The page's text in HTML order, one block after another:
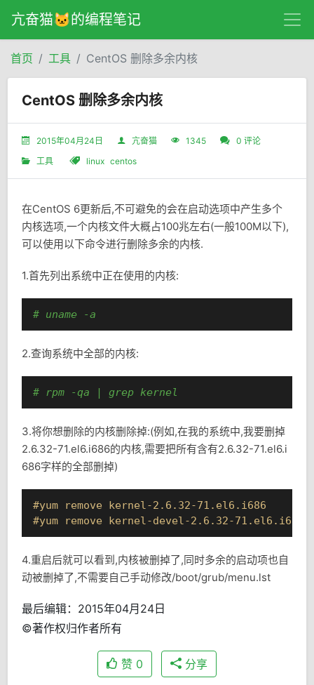
亢奋猫🐱的编程笔记
首页 工具 CentOS 删除多余内核
CentOS 删除多余内核
2015年04月24日 亢奋猫 1345
0 评论
工具
linux centos
在CentOS 6更新后,不可避免的会在启动选项中产生多个
内核选项,一个内核文件大概占100兆左右(一般100M以下),
可以使用以下命令进行删除多余的内核.
1.首先列出系统中正在使用的内核:
# uname -a
2.查询系统中全部的内核:
# rpm -qa | grep kernel
3.将你想删除的内核删除掉:(例如,在我的系统中,我要删掉
2.6.32-71.el6.i686的内核,需要把所有含有2.6.32-71.el6.i
686字样的全部删掉)
#yum remove kernel-2 .6 .32-71 .el6 .i686
#yum
remove kernel-devel-2 .6 .32-71 .el6 .i686
4.重启后就可以看到,内核被删掉了,同时多余的启动项也自
动被删掉了,不需要自己手动修改/boot/grub/menu.lst
最后编辑：2015年04月24日
©著作权归作者所有
赞 0 分享